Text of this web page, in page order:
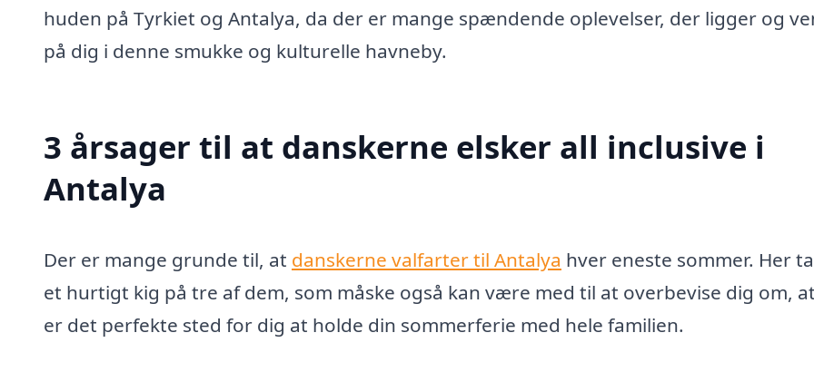
huden på Tyrkiet og Antalya, da der er mange spændende oplevelser, der ligger og
på dig i denne smukke og kulturelle havneby.
3 årsager til at danskerne elsker all inclusive i
Antalya
Der er mange grunde til, at danskerne valfarter til Antalya hver eneste sommer. Her
et hurtigt kig på tre af dem, som måske også kan være med til at overbevise dig om,
er det perfekte sted for dig at holde din sommerferie med hele familien.